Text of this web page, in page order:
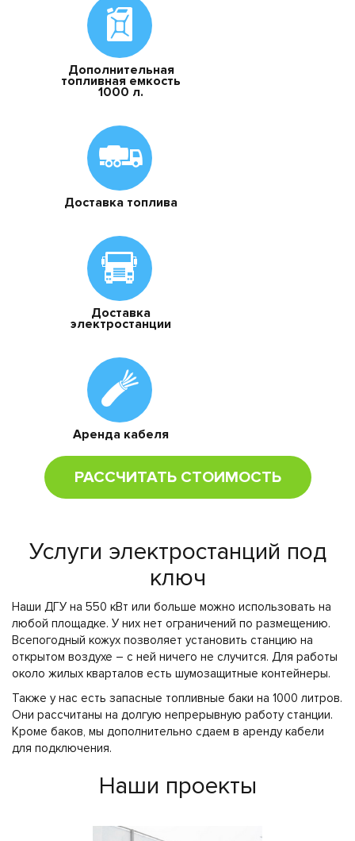
Дополнительная
топливная емкость
1000 л.
Доставка топлива
Доставка
электростанции
Аренда кабеля
РАССЧИТАТЬ СТОИМОСТЬ
Услуги электростанций под
ключ
Наши ДГУ на 550 кВт или больше можно использовать на
любой площадке. У них нет ограничений по размещению.
Всепогодный кожух позволяет установить станцию на
открытом воздухе – с ней ничего не случится. Для работы
около жилых кварталов есть шумозащитные контейнеры.
Также у нас есть запасные топливные баки на 1000 литров.
Они рассчитаны на долгую непрерывную работу станции.
Кроме баков, мы дополнительно сдаем в аренду кабели
для подключения.
Наши проекты